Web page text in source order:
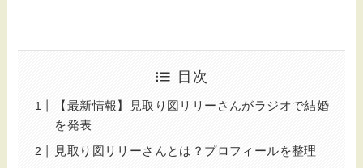
目次
【最新情報】見取り図リリーさんがラジオで結婚
を発表
見取り図リリーさんとは？プロフィールを整理